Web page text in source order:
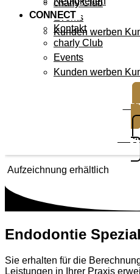
charly Club
Events
Kunden werben
CONNECT
Kontakt
charly Club
Events
Kunden werben
Aufzeichnung erhältlich
Endodontie Spezial
Sie erhalten für die
Leistungen in Ihrer Praxis